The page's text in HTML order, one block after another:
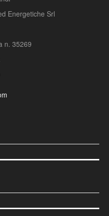
Energetiche Srl
n. 35269